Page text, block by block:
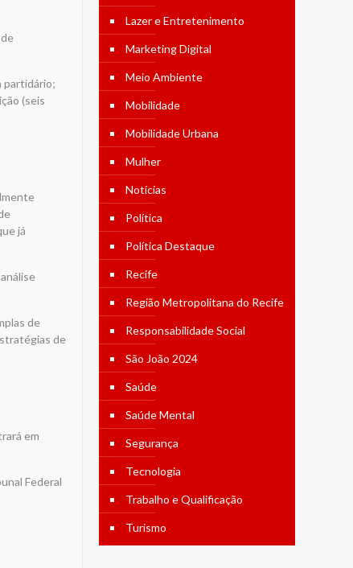
partidário;
(seis
já
de
de
em
Federal
Lazer e Entretenimento
Marketing Digital
Meio Ambiente
Mobilidade
Mobilidade Urbana
Mulher
Notícias
Política
Política Destaque
Recife
Região Metropolitana do Recife
Responsabilidade Social
São João 2024
Saúde
Saúde Mental
Segurança
Tecnologia
Trabalho e Qualificação
Turismo